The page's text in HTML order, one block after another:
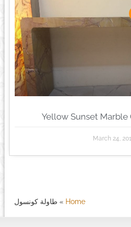
Yellow Sunset Marble
March 24,
Home
»طاولة كونسول